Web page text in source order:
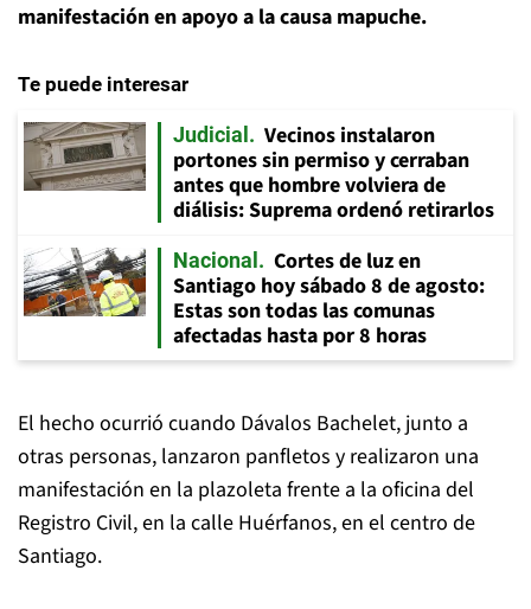
manifestación en apoyo a la causa mapuche.
Te puede interesar
Judicial
Vecinos instalaron
portones sin permiso y cerraban
antes que hombre volviera de
diálisis: Suprema ordenó retirarlos
Nacional
Cortes de luz en
Santiago hoy sábado 8 de agosto:
Estas son todas las comunas
afectadas hasta por 8 horas
El hecho ocurrió cuando Dávalos Bachelet, junto a
otras personas, lanzaron panfletos y realizaron una
manifestación en la plazoleta frente a la oficina del
Registro Civil, en la calle Huérfanos, en el centro de
Santiago.